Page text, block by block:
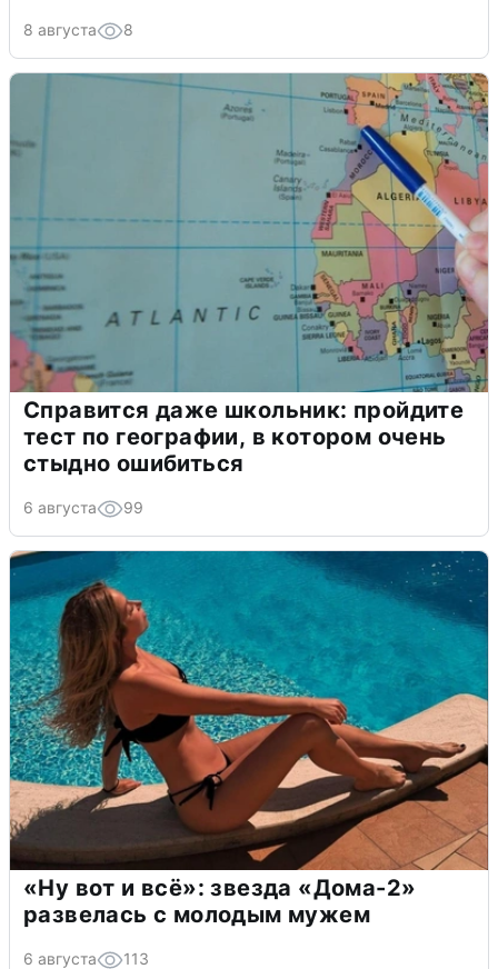
8 августа 8
Справится даже школьник: пройдите
тест по географии, в котором очень
стыдно ошибиться
6 августа 99
«Ну вот и всё»: звезда «Дома-2»
развелась с молодым мужем
6 августа 113